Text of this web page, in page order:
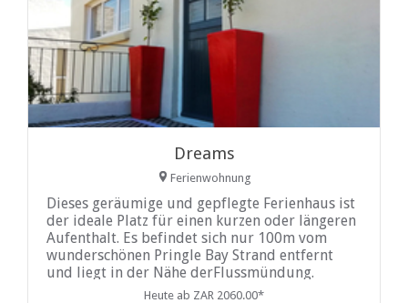
Dreams
Ferienwohnung
Dieses geräumige und gepflegte Ferienhaus ist
der ideale Platz für einen kurzen oder längeren
Aufenthalt. Es befindet sich nur 100m vom
wunderschönen Pringle Bay Strand entfernt
und liegt in der Nähe derFlussmündung.
Dreams bietet eine 3 Sterne Selbstversorger ...
Heute ab ZAR 2060.00*